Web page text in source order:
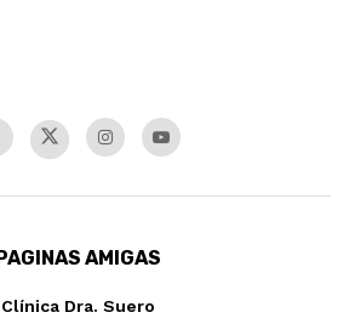
PAGINAS AMIGAS
Clínica Dra. Suero